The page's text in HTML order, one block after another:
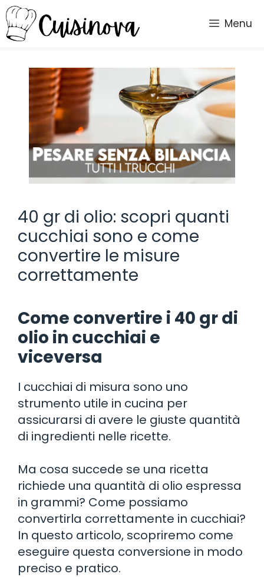
Vai
al
contenuto
Menu
40 gr di olio: scopri quanti
cucchiai sono e come
convertire le misure
correttamente
Come convertire i 40 gr di
olio in cucchiai e
viceversa
I cucchiai di misura sono uno
strumento utile in cucina per
assicurarsi di avere le giuste quantità
di ingredienti nelle ricette.
Ma cosa succede se una ricetta
richiede una quantità di olio espressa
in grammi? Come possiamo
convertirla correttamente in cucchiai?
In questo articolo, scopriremo come
eseguire questa conversione in modo
preciso e pratico.